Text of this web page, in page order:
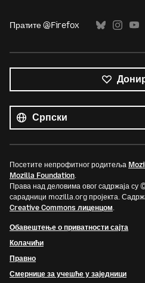
Пратите @Firefox
језици
Језик
Посетите непрофитног родитеља
Mozilla Foundation.
Права над деловима овог садржаја
сарадници mozilla.org пројекта.
Creative Commons лиценцом.
Обавештење о приватности сајта
Колачићи
Правно
Смернице за учешће у заједници